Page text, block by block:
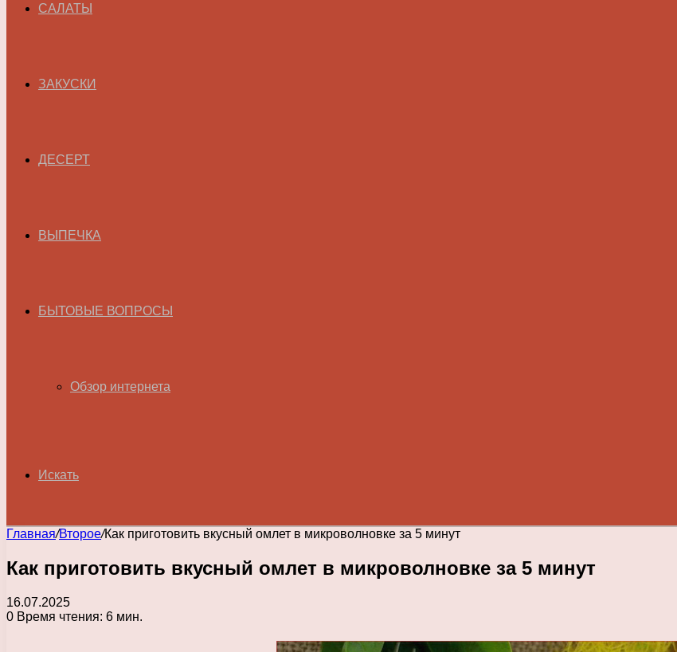
САЛАТЫ
ЗАКУСКИ
ДЕСЕРТ
ВЫПЕЧКА
БЫТОВЫЕ ВОПРОСЫ
Обзор интернета
Искать
Главная/Второе/Как приготовить вкусный омлет в микроволновке за 5 минут
Как приготовить вкусный омлет в микроволновке за 5 минут
16.07.2025
0 Время чтения: 6 мин.